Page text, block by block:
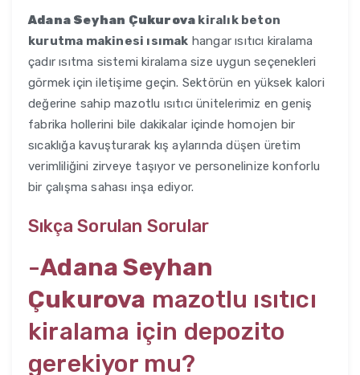
Adana Seyhan Çukurova kiralık beton
kurutma makinesi ısımak hangar ısıtıcı kiralama
çadır ısıtma sistemi kiralama size uygun seçenekleri
görmek için iletişime geçin. Sektörün en yüksek kalori
değerine sahip mazotlu ısıtıcı ünitelerimiz en geniş
fabrika hollerini bile dakikalar içinde homojen bir
sıcaklığa kavuşturarak kış aylarında düşen üretim
verimliliğini zirveye taşıyor ve personelinize konforlu
bir çalışma sahası inşa ediyor.
Sıkça Sorulan Sorular
-Adana Seyhan
Çukurova mazotlu ısıtıcı
kiralama için depozito
gerekiyor mu?